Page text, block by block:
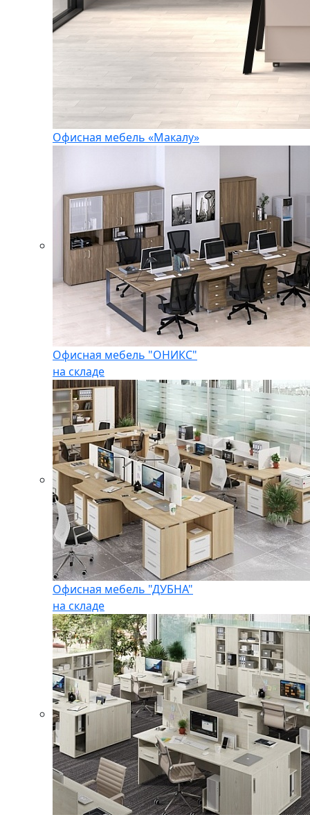
Офисная мебель «Макалу»
Офисная мебель "ОНИКС"
на складе
Офисная мебель "ДУБНА"
на складе